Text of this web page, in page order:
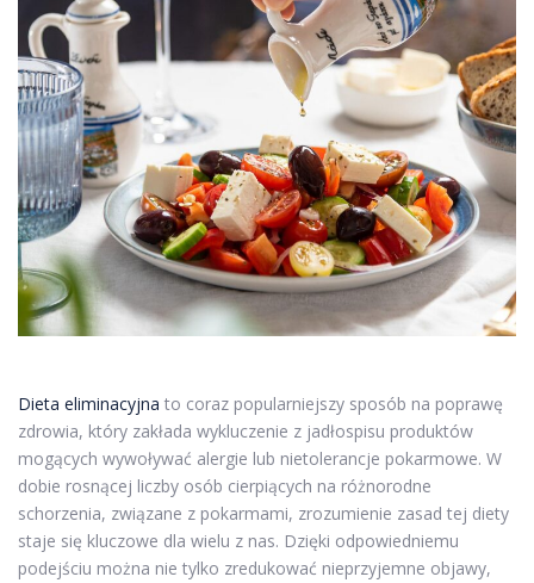
Dieta eliminacyjna to coraz popularniejszy sposób na poprawę
zdrowia, który zakłada wykluczenie z jadłospisu produktów
mogących wywoływać alergie lub nietolerancje pokarmowe. W
dobie rosnącej liczby osób cierpiących na różnorodne
schorzenia, związane z pokarmami, zrozumienie zasad tej diety
staje się kluczowe dla wielu z nas. Dzięki odpowiedniemu
podejściu można nie tylko zredukować nieprzyjemne objawy,